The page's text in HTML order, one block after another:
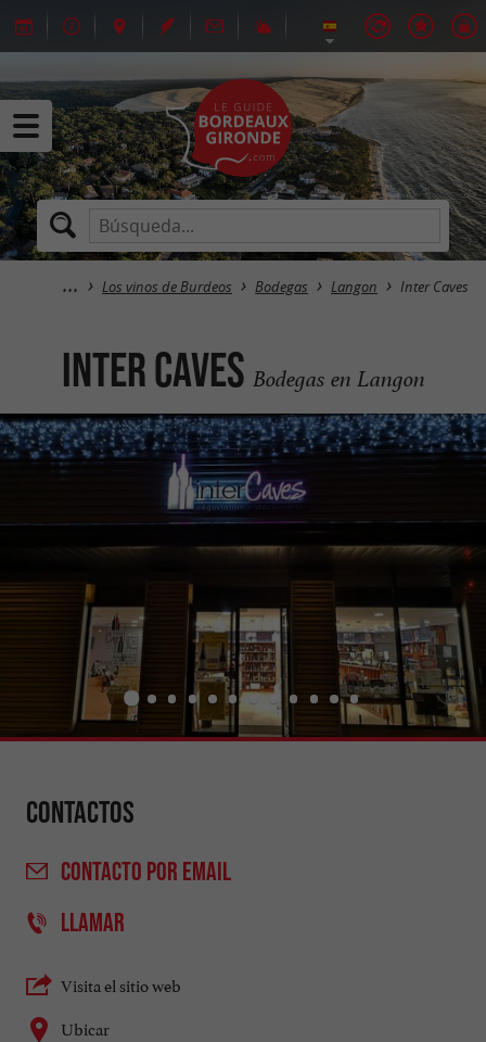
Los vinos de Burdeos Bodegas Langon Inter Caves
Inter Caves Bodegas en Langon
Contactos
CONTACTO POR EMAIL
LLAMAR
Visita el sitio web
Ubicar